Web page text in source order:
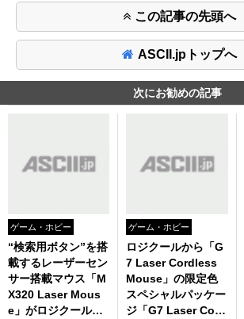
この記事の先頭へ
ASCII.jpトップへ
次にお勧めの記事
ゲーム・ホビー
“検索用ボタン”を搭
載するレーザーセン
サー搭載マウス「M
X320 Laser Mous
e」がロジクールか
ゲーム・ホビー
ロジクールから「G
7 Laser Cordless
Mouse」の限定色
スペシャルパッケー
ジ「G7 Laser Cord